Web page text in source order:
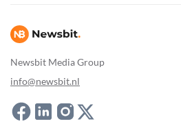
Newsbit Media Group
info@newsbit.nl